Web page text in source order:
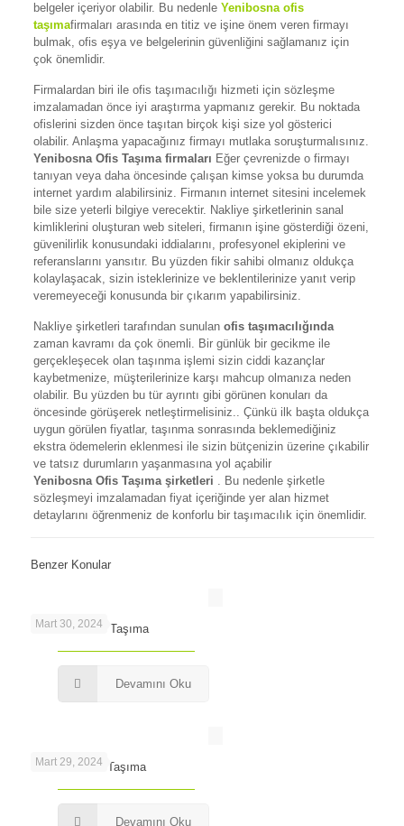
belgeler içeriyor olabilir. Bu nedenleYenibosna ofis
taşımafirmaları arasında en titiz ve işine önem veren firmayı
bulmak, ofis eşya ve belgelerinin güvenliğini sağlamanız için
çok önemlidir.
Firmalardan biri ile ofis taşımacılığı hizmeti için sözleşme
imzalamadan önce iyi araştırma yapmanız gerekir. Bu noktada
ofislerini sizden önce taşıtan birçok kişi size yol gösterici
olabilir. Anlaşma yapacağınız firmayı mutlaka soruşturmalısınız.
Yenibosna Ofis Taşımafirmaları Eğer çevrenizde o firmayı
tanıyan veya daha öncesinde çalışan kimse yoksa bu durumda
internet yardım alabilirsiniz. Firmanın internet sitesini incelemek
bile size yeterli bilgiye verecektir. Nakliye şirketlerinin sanal
kimliklerini oluşturan web siteleri, firmanın işine gösterdiği özeni,
güvenilirlik konusundaki iddialarını, profesyonel ekiplerini ve
referanslarını yansıtır. Bu yüzden fikir sahibi olmanız oldukça
kolaylaşacak, sizin isteklerinize ve beklentilerinize yanıt verip
veremeyeceği konusunda bir çıkarım yapabilirsiniz.
Nakliye şirketleri tarafından sunulanofis taşımacılığında
zaman kavramı da çok önemli. Bir günlük bir gecikme ile
gerçekleşecek olan taşınma işlemi sizin ciddi kazançlar
kaybetmenize, müşterilerinize karşı mahcup olmanıza neden
olabilir. Bu yüzden bu tür ayrıntı gibi görünen konuları da
öncesinde görüşerek netleştirmelisiniz.. Çünkü ilk başta oldukça
uygun görülen fiyatlar, taşınma sonrasında beklemediğiniz
ekstra ödemelerin eklenmesi ile sizin bütçenizin üzerine çıkabilir
ve tatsız durumların yaşanmasına yol açabilir
Yenibosna Ofis Taşımaşirketleri . Bu nedenle şirketle
sözleşmeyi imzalamadan fiyat içeriğinde yer alan hizmet
detaylarını öğrenmeniz de konforlu bir taşımacılık için önemlidir.
Benzer Konular
Mart 30, 2024
Maslak’ta Ofis Taşıma
Devamını Oku
Mart 29, 2024
Levent’te Ofis Taşıma
Devamını Oku